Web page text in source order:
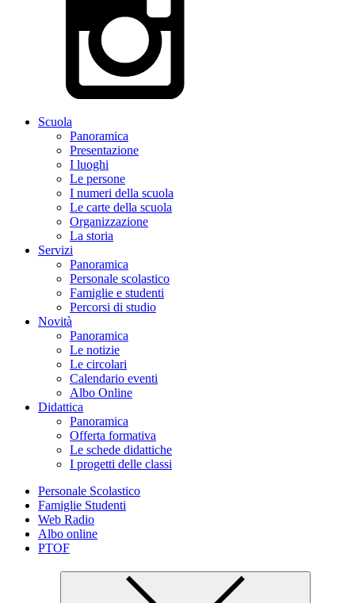
Scuola
Panoramica
Presentazione
I luoghi
Le persone
I numeri della scuola
Le carte della scuola
Organizzazione
La storia
Servizi
Panoramica
Personale scolastico
Famiglie e studenti
Percorsi di studio
Novità
Panoramica
Le notizie
Le circolari
Calendario eventi
Albo Online
Didattica
Panoramica
Offerta formativa
Le schede didattiche
I progetti delle classi
Personale Scolastico
Famiglie Studenti
Web Radio
Albo online
PTOF